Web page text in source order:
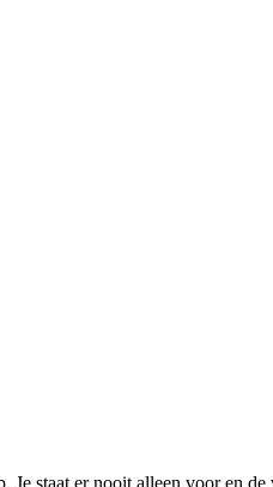
staat er nooit alleen voor en